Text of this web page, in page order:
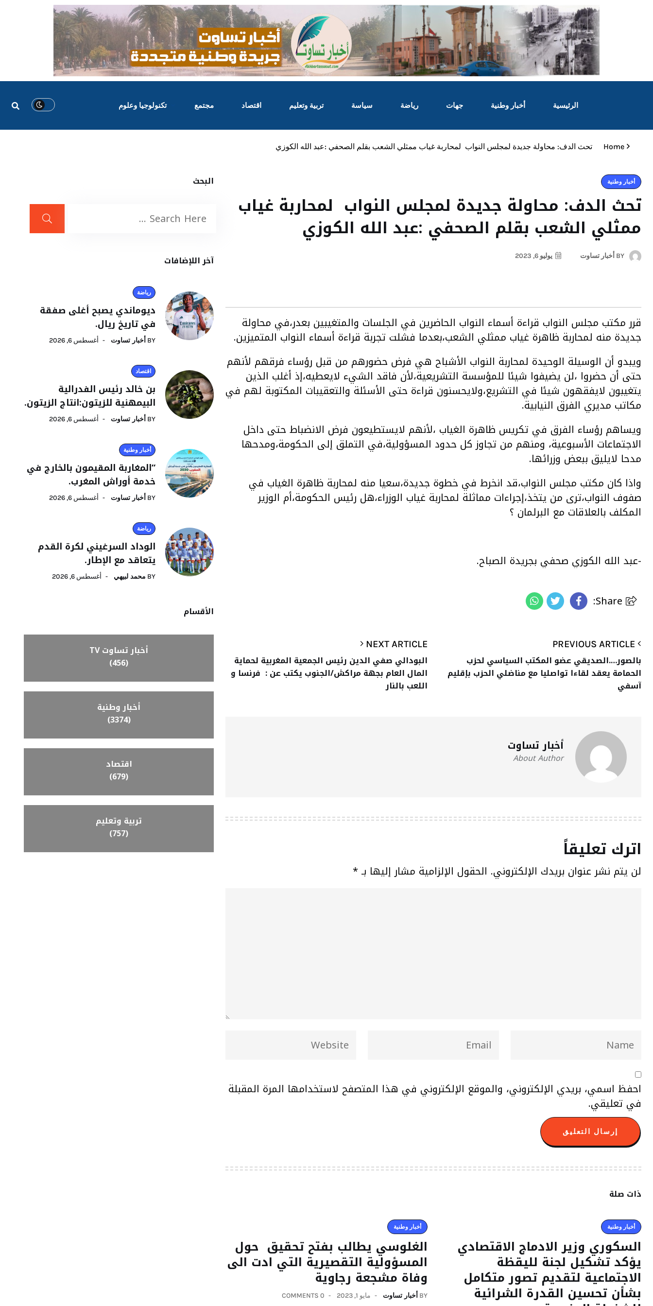
الرئيسية أخبار وطنية جهات رياضة سياسة تربية وتعليم اقتصاد مجتمع تكنولوجيا وعلوم
Home تحث الدف: محاولة جديدة لمجلس النواب لمحاربة غياب ممثلي الشعب بقلم الصحفي :عبد الله الكوزي
أخبار وطنية
تحث الدف: محاولة جديدة لمجلس النواب لمحاربة غياب
ممثلي الشعب بقلم الصحفي :عبد الله الكوزي
BY أخبار تساوت يوليو 6, 2023
قرر مكتب مجلس النواب قراءة أسماء النواب الحاضرين في الجلسات والمتغيبين بعدر،في محاولة
جديدة منه لمحاربة ظاهرة غياب ممثلي الشعب،بعدما فشلت تجربة قراءة أسماء النواب المتميزين.
ويبدو أن الوسيلة الوحيدة لمحاربة النواب الأشباح هي فرض حضورهم من قبل رؤساء فرقهم لأنهم
حتى أن حضروا ،لن يضيفوا شيئا للمؤسسة التشريعية،لأن فاقد الشيء لايعطيه،إذ أغلب الذين
يتغيبون لايفقهون شيئا في التشريع،ولايحسنون قراءة حتى الأسئلة والتعقيبات المكتوبة لهم في
مكاتب مديري الفرق النيابية.
ويساهم رؤساء الفرق في تكريس ظاهرة الغياب ،لأنهم لايستطيعون فرض الانضباط حتى داخل
الاجتماعات الأسبوعية، ومنهم من تجاوز كل حدود المسؤولية،في التملق إلى الحكومة،ومدحها
مدحا لايليق ببعض وزرائها.
واذا كان مكتب مجلس النواب،قد انخرط في خطوة جديدة،سعيا منه لمحاربة ظاهرة الغياب في
صفوف النواب،ترى من يتخذ،إجراءات مماثلة لمحاربة غياب الوزراء،هل رئيس الحكومة،أم الوزير
المكلف بالعلاقات مع البرلمان ؟
-عبد الله الكوزي صحفي بجريدة الصباح.
بالصور….الصديقي عضو المكتب السياسي لحزب
الحمامة يعقد لقاءا تواصليا مع مناضلي الحزب بإقليم
آسفي
NEXT ARTICLE
البودالي صفي الدين رئيس الجمعية المغربية لحماية
المال العام بجهة مراكش/الجنوب يكتب عن : فرنسا و
اللعب بالنار
أخبار تساوت
About Author
اترك تعليقاً
لن يتم نشر عنوان بريدك الإلكتروني. الحقول الإلزامية مشار إليها بـ *
احفظ اسمي، بريدي الإلكتروني، والموقع الإلكتروني في هذا المتصفح لاستخدامها المرة المقبلة
في تعليقي.
ذات صلة
أخبار وطنية
السكوري وزير الادماج الاقتصادي
يؤكد تشكيل لجنة لليقظة
الاجتماعية لتقديم تصور متكامل
بشأن تحسين القدرة الشرائية
أخبار وطنية
الغلوسي يطالب بفتح تحقيق حول
المسؤولية التقصيرية التي ادت الى
وفاة مشجعة رجاوية
BY أخبار تساوت مايو 1, 2023 0 COMMENTS
البحث
آخر اللإضافات
رياضة
ديوماندي يصبح أغلى صفقة
في تاريخ ريال.
BY أخبار تساوت أغسطس 6, 2026
اقتصاد
بن خالد رئيس الفدرالية
البيمهنية للزيتون:انتاج الزيتون.
BY أخبار تساوت أغسطس 6, 2026
أخبار وطنية
“المغاربة المقيمون بالخارج في
خدمة أوراش المغرب.
BY أخبار تساوت أغسطس 6, 2026
رياضة
الوداد السرغيني لكرة القدم
يتعاقد مع الإطار.
BY محمد لبيهي أغسطس 6, 2026
الأقسام
أخبار تساوت TV
(456)
أخبار وطنية
(3374)
اقتصاد
(679)
تربية وتعليم
(757)